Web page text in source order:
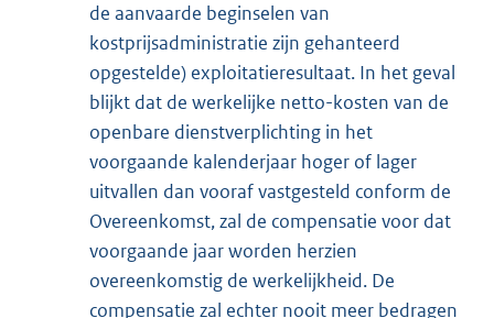
de aanvaarde beginselen van
kostprijsadministratie zijn gehanteerd
opgestelde) exploitatieresultaat. In het geval
blijkt dat de werkelijke netto-kosten van de
openbare dienstverplichting in het
voorgaande kalenderjaar hoger of lager
uitvallen dan vooraf vastgesteld conform de
Overeenkomst, zal de compensatie voor dat
voorgaande jaar worden herzien
overeenkomstig de werkelijkheid. De
compensatie zal echter nooit meer bedragen